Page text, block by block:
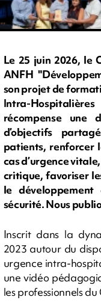
Le 25 juin 2026, le
ANFH
son projet de
Intra-
récompense une
d’objectifs
patients, renforcer
cas d’urgence
critique, favoriser
le
sécurité. Nous
Inscrit dans la
2023 autour du
urgence intra-
une vidéo
les professionnels du